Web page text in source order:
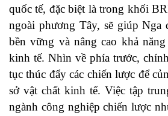
quốc tế, đặc biệt là trong khối
ngoài phương Tây, sẽ giúp Nga
bền vững và nâng cao khả
kinh tế. Nhìn về phía trước,
tục thúc đẩy các chiến lược để
sở vật chất kinh tế. Việc tập
ngành công nghiệp chiến lược